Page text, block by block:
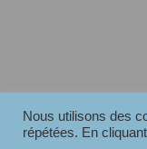
Nous utilisons des
répétées. En